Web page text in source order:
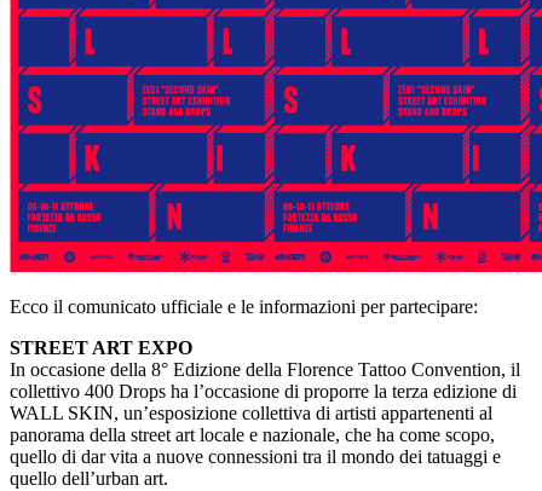
Ecco il comunicato ufficiale e le informazioni per partecipare:
STREET ART EXPO
In occasione della 8° Edizione della Florence Tattoo Convention, il
collettivo 400 Drops ha l’occasione di proporre la terza edizione di
WALL SKIN, un’esposizione collettiva di artisti appartenenti al
panorama della street art locale e nazionale, che ha come scopo,
quello di dar vita a nuove connessioni tra il mondo dei tatuaggi e
quello dell’urban art.